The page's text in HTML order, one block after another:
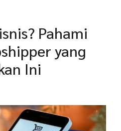
Pahami
yang
Ini